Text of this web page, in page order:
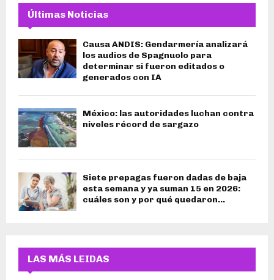
Últimas Noticias
Causa ANDIS: Gendarmería analizará
los audios de Spagnuolo para
determinar si fueron editados o
generados con IA
México: las autoridades luchan contra
niveles récord de sargazo
Siete prepagas fueron dadas de baja
esta semana y ya suman 15 en 2026:
cuáles son y por qué quedaron...
LAS MÁS LEIDAS